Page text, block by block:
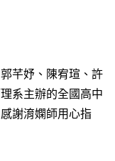
芊妤、陳宥瑄、許
系主辦的全國高中
謝淯嫻師用心指